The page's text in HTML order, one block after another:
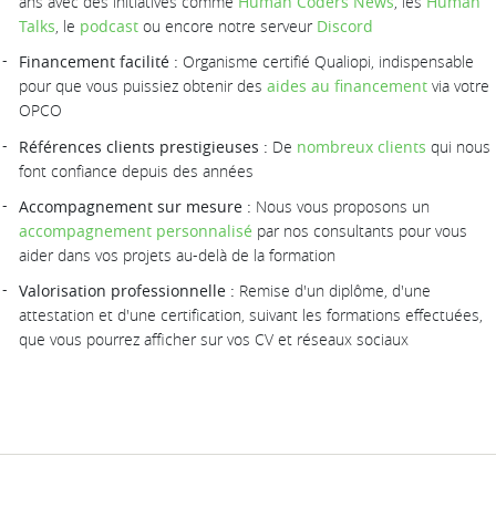
Talks , le podcast ou encore notre serveur Discord
Financement facilité : Organisme certifié Qualiopi, indispensable
pour que vous puissiez obtenir des aides au financement via votre
OPCO
Références clients prestigieuses : De nombreux clients qui nous
font confiance depuis des années
Accompagnement sur mesure : Nous vous proposons un
accompagnement personnalisé par nos consultants pour vous
aider dans vos projets au-delà de la formation
Valorisation professionnelle : Remise d'un diplôme, d'une
attestation et d'une certification, suivant les formations effectuées,
que vous pourrez afficher sur vos CV et réseaux sociaux